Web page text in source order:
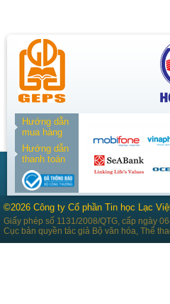
Hướng dẫn
mua hàng
Hướng dẫn
thanh toán
©2026 Công ty Cổ phần Tin học Lạc
Giấy phép số 1131/2008/QTG, cấp ngày
Cục bản quyền tác giả Bộ văn hóa, Thể